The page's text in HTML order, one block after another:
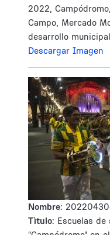
2022,
Campo, Mercado
desarrollo
Descargar Imagen
Nombre:
Tìtulo: Escuelas